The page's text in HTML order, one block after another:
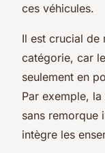
ces véhicules.
Il est crucial de
catégorie, car
seulement en
Par exemple,
sans remorque
intègre les